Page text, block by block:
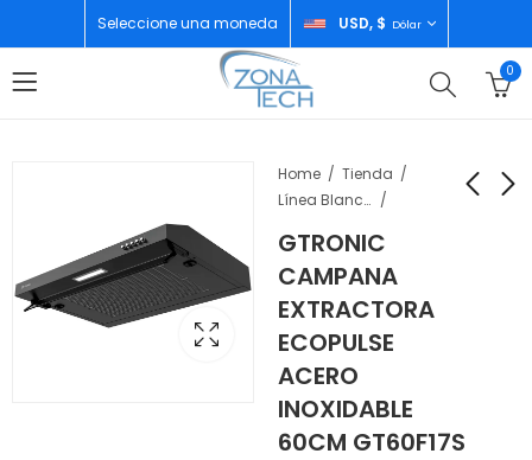
Seleccione una moneda USD, $ Dólar
0
Home
Tienda
Línea Blanca
GTRONIC
CAMPANA
EXTRACTORA
ECOPULSE
ACERO
INOXIDABLE
60CM GT60F17S
TAZAS PANEL TACTIL
JARRA DE ACERO
BVSTDC4404
$60,00
AFEITADORA
INALAMBRICA R31B
$ 45,00